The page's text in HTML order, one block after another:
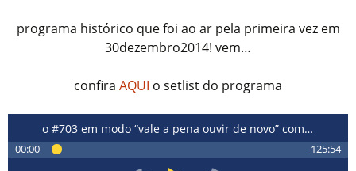
programa histórico que foi ao ar pela primeira vez em
30dezembro2014! vem…
confira AQUI o setlist do programa
00:00 -125:54
o #703 em modo “vale a pena ouvir de novo” com o aniversariante da semana…